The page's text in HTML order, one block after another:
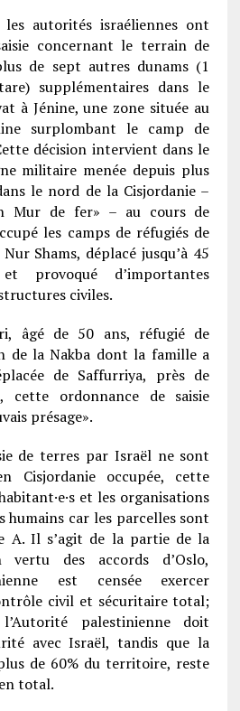
autorités israéliennes ont
concernant le terrain de
de sept autres dunams (1
supplémentaires dans le
à Jénine, une zone située au
surplombant le camp de
décision intervient dans le
militaire menée depuis plus
le nord de la Cisjordanie –
Mur de fer» – au cours de
les camps de réfugiés de
Shams, déplacé jusqu’à 45
provoqué d’importantes
civiles.
âgé de 50 ans, réfugié de
de la Nakba dont la famille a
de Saffurriya, près de
cette ordonnance de saisie
présage».
de terres par Israël ne sont
Cisjordanie occupée, cette
et les organisations
humains car les parcelles sont
A. Il s’agit de la partie de la
vertu des accords d’Oslo,
est censée exercer
civil et sécuritaire total;
palestinienne doit
avec Israël, tandis que la
de 60% du territoire, reste
total.